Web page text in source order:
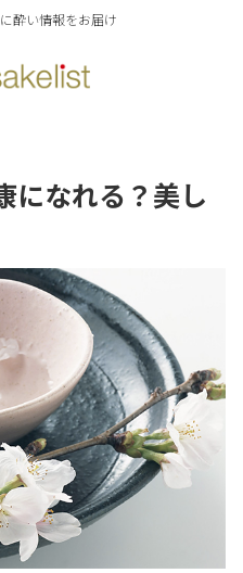
酔い情報をお届け
になれる？美し